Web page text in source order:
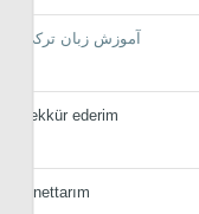
آموزش زبان ترکی
teşekkür ederim
minnettarım